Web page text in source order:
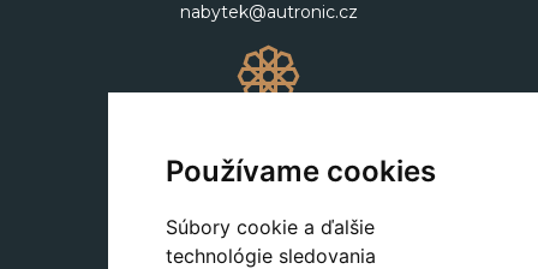
Používame cookies
Súbory cookie a ďalšie
technológie sledovania
nabytek@autronic.cz
+420 311 604 182
dekorace@autronic.cz